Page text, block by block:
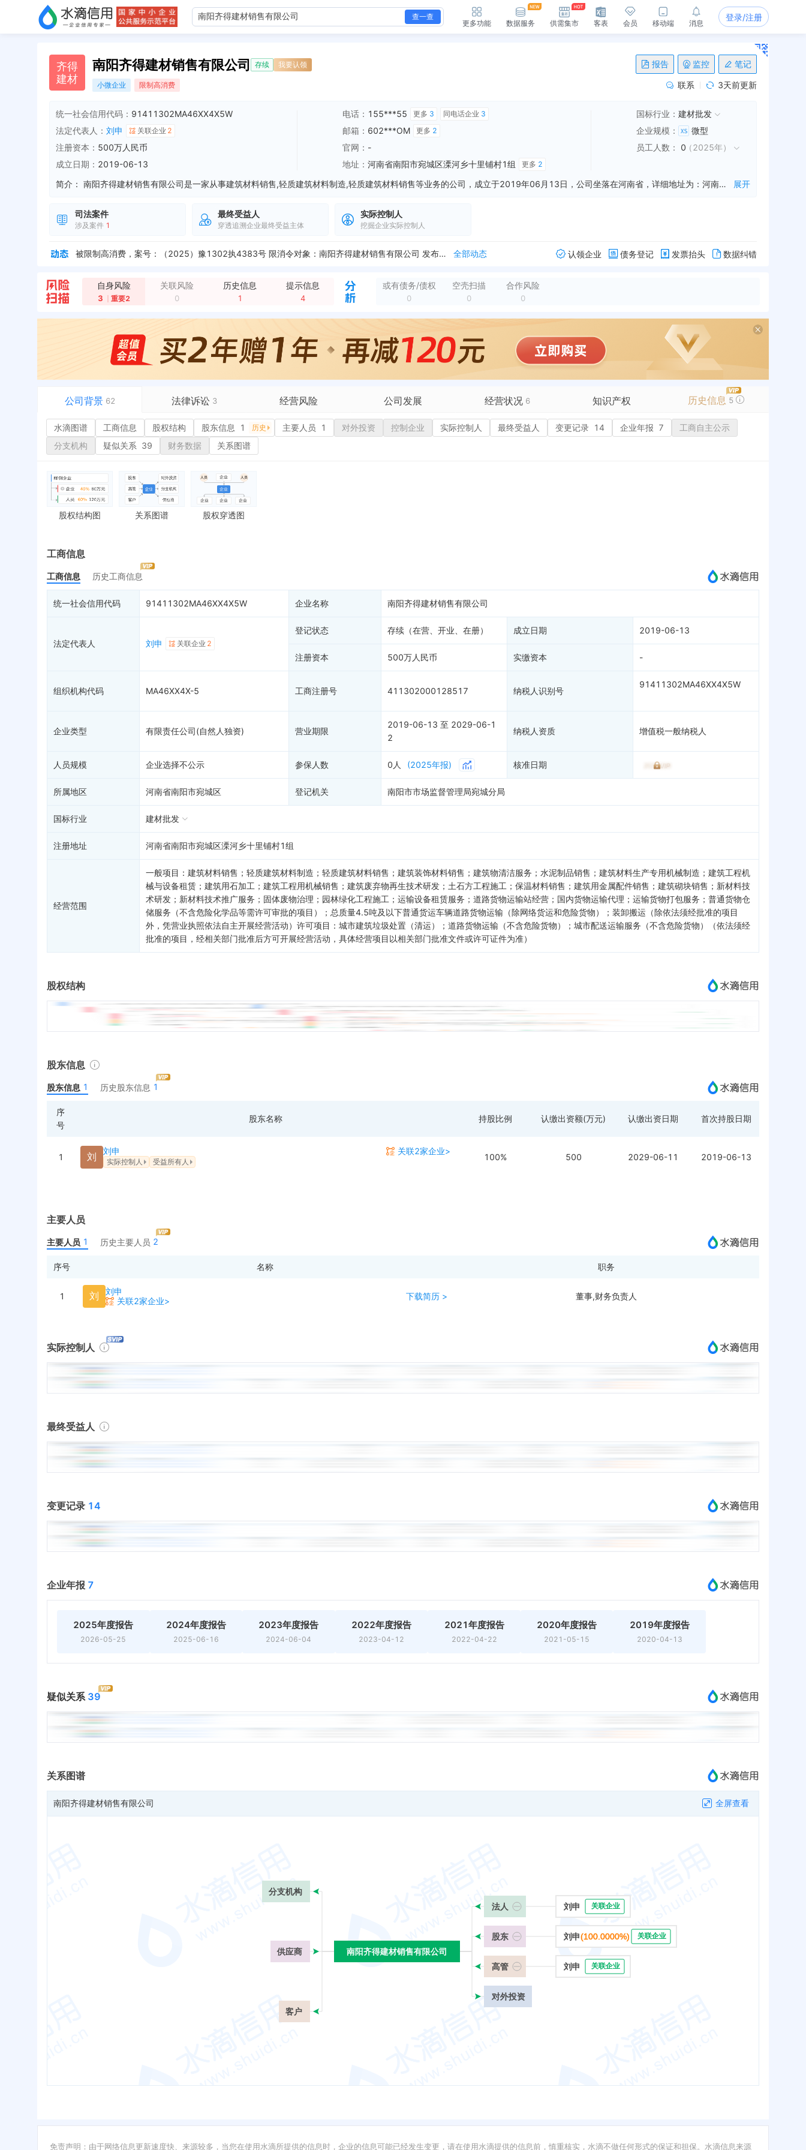
查一查
更多功能 数据服务 供需集市 客表 会员 移动端 消息
登录/注册
齐得
建材
南阳齐得建材销售有限公司 存续 我要认领 报告 监控 笔记
小微企业 限制高消费 联系 3天前更新
统一社会信用代码： 91411302MA46XX4X5W
法定代表人： 刘申 关联企业 2
注册资本： 500万人民币
成立日期： 2019-06-13
电话： 155***55 更多 3 同电话企业 3
邮箱： 602***OM 更多 2
官网： -
地址： 河南省南阳市宛城区溧河乡十里铺村1组 更多 2
国标行业： 建材批发
企业规模 ：
微型
员工人数 ： 0（2025年）
简介： 南阳齐得建材销售有限公司是一家从事建筑材料销售,轻质建筑材料制造,轻质建筑材料销售等业务的公司，成立于2019年06月13日，公司坐落在河南省，详细地址为：河南省南阳市宛城区溧河乡十里铺村1组;经国家企业信用信息公示系统查询得知，南阳齐得建材销售有限公司的信用代码/税号为91411302MA46XX4X5W，法人是刘申，注册资本为500.000000万人民币，企业的经营范围为:一般项目：建筑材料销售；轻质建筑材料制造；轻质建筑材料销售；建筑装饰材料销售；建筑物清洁服务；水泥制品销售；建筑材料生产专用机械制造；建筑工程机械与设备租赁；建筑用石加工；建筑工程用机械销售；建筑废弃物再生技术研发；土石方工程施工；保温材料销售；建筑用金属配件销售；建筑砌块销售；新材料技术研发；新材料技术推广服务；固体废物治理；园林绿化工程施工；运输设备租赁服务；道路货物运输站经营；国内货物运输代理；运输货物打包服务；普通货物仓储服务（不含危险化学品等需许可审批的项目）；总质量4.5吨及以下普通货运车辆道路货物运输（除网络货运和危险货物）；装卸搬运（除依法须经批准的项目外，凭营业执照依法自主开展经营活动）许可项目：城市建筑垃圾处置（清运）；道路货物运输（不含危险货物）；城市配送运输服务（不含危险货物）（依法须经批准的项目，经相关部门批准后方可开展经营活动，具体经营项目以相关部门批准文件或许可证件为准） 展开
司法案件
涉及案件 1
最终受益人
穿透追溯企业最终受益主体
实际控制人
挖掘企业实际控制人
被限制高消费，案号：（2025）豫1302执4383号 限消令对象：南阳齐得建材销售有限公司 发布日期：2025-10-31
全部动态
全部动态
企业类型变更，变更前：有限责任公司(自然人投资或控股) 变更后：有限责任公司（自然人独资）
全部动态
新增行政许可，许可机关：南阳市宛城区发展和改革委员会 许可内容：南阳齐得建材销售有限公司年产3600万块混凝土实心砖建设项目 有效期：2020-11-30...
全部动态
新增行政许可，许可名称：增值税专用发票（增值税税控系统）最高开票限额审批 许可机关：国家税务总局南阳市宛城区税务局第一税务分局（办税服务厅） 许可内容：增...
全部动态
企业地址变更，新增年报地址：宛城区溧河乡十里铺村
全部动态
认领企业 债务登记 发票抬头 数据纠错
自身风险
3 重要2
关联风险
0
历史信息
1
提示信息
4
或有债务/债权
0
空壳扫描
0
合作风险
0
公司背景 62 法律诉讼 3 经营风险 公司发展 经营状况 6 知识产权 历史信息 5
水滴图谱
工商信息
股东信息
历史
主要人员 1
对外投资
控制企业
最终受益人
企业年报
工商自主公示
财务数据
司法案件
立案信息
法院公告
裁判文书
送达公告
被执行人
历史
终本案件
询价评估
司法协助
或有债务债权
注销备案
融资历史
招投标
信用评价
进出口信用
债券信息
地块公示
客户
商标信息
成为vip查看
水滴图谱 工商信息 股权结构 股东信息 1 历史 主要人员 1 对外投资 控制企业 实际控制人 最终受益人 变更记录 14 企业年报 7
工商自主公示
分支机构
疑似关系 39 财务数据 关系图谱
股权结构图 关系图谱 股权穿透图
工商信息
工商信息 历史工商信息
统一社会信用代码 91411302MA46XX4X5W 企业名称 南阳齐得建材销售有限公司
法定代表人 刘申 关联企业 2
登记状态 存续（在营、开业、在册） 成立日期 2019-06-13
注册资本 500万人民币 实缴资本 -
组织机构代码 MA46XX4X-5 工商注册号 411302000128517 纳税人识别号
91411302MA46XX4X5W
企业类型 有限责任公司(自然人独资) 营业期限
2019-06-13 至 2029-06-1
2
纳税人资质 增值税一般纳税人
人员规模 企业选择不公示 参保人数 0人 (2025年报) 核准日期
所属地区 河南省南阳市宛城区 登记机关 南阳市市场监督管理局宛城分局
国标行业 建材批发
注册地址 河南省南阳市宛城区溧河乡十里铺村1组
经营范围
一般项目：建筑材料销售；轻质建筑材料制造；轻质建筑材料销售；建筑装饰材料销售；建筑物清洁服务；水泥制品销售；建筑材料生产专用机械制造；建筑工程机
械与设备租赁；建筑用石加工；建筑工程用机械销售；建筑废弃物再生技术研发；土石方工程施工；保温材料销售；建筑用金属配件销售；建筑砌块销售；新材料技
术研发；新材料技术推广服务；固体废物治理；园林绿化工程施工；运输设备租赁服务；道路货物运输站经营；国内货物运输代理；运输货物打包服务；普通货物仓
储服务（不含危险化学品等需许可审批的项目）；总质量4.5吨及以下普通货运车辆道路货物运输（除网络货运和危险货物）；装卸搬运（除依法须经批准的项目
外，凭营业执照依法自主开展经营活动）许可项目：城市建筑垃圾处置（清运）；道路货物运输（不含危险货物）；城市配送运输服务（不含危险货物）（依法须经
批准的项目，经相关部门批准后方可开展经营活动，具体经营项目以相关部门批准文件或许可证件为准）
股权结构
股东信息
股东信息 1 历史股东信息 1
序
号
股东名称 持股比例 认缴出资额(万元) 认缴出资日期 首次持股日期
1 刘
刘申 关联2家企业>
实际控制人 受益所有人 100% 500 2029-06-11 2019-06-13
主要人员
主要人员 1 历史主要人员 2
序号 名称 职务
1 刘
刘申
关联2家企业>
下载简历 > 董事,财务负责人
实际控制人
最终受益人
变更记录 14
企业年报 7
2025年度报告
2026-05-25
2024年度报告
2025-06-16
2023年度报告
2024-06-04
2022年度报告
2023-04-12
2021年度报告
2022-04-22
2020年度报告
2021-05-15
2019年度报告
2020-04-13
疑似关系 39
关系图谱
南阳齐得建材销售有限公司 全屏查看
南阳齐得建材销售有限公司
分支机构
供应商
客户
南阳齐得建材销售有限公司
法人
股东
高管
对外投资
刘申 关联企业
刘申(100.0000%) 关联企业
刘申 关联企业
免责声明：由于网络信息更新速度快、来源较多，当您在使用水滴所提供的信息时，企业的信息可能已经发生变更，请在使用水滴提供的信息前，慎重核实，水滴不做任何形式的保证和担保。水滴信息来源